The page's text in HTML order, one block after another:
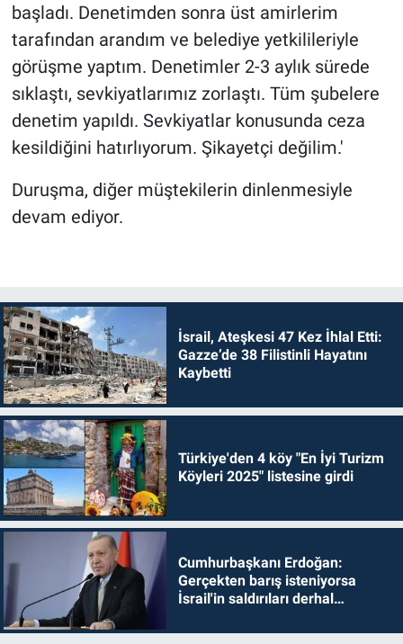
başladı. Denetimden sonra üst amirlerim
tarafından arandım ve belediye yetkilileriyle
görüşme yaptım. Denetimler 2-3 aylık sürede
sıklaştı, sevkiyatlarımız zorlaştı. Tüm şubelere
denetim yapıldı. Sevkiyatlar konusunda ceza
kesildiğini hatırlıyorum. Şikayetçi değilim.'
Duruşma, diğer müştekilerin dinlenmesiyle
devam ediyor.
İsrail, Ateşkesi 47 Kez İhlal Etti:
Gazze’de 38 Filistinli Hayatını
Kaybetti
Türkiye'den 4 köy "En İyi Turizm
Köyleri 2025" listesine girdi
Cumhurbaşkanı Erdoğan:
Gerçekten barış isteniyorsa
İsrail'in saldırıları derhal